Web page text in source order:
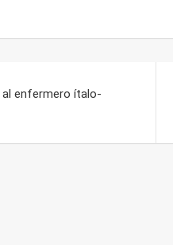
enfermero ítalo-